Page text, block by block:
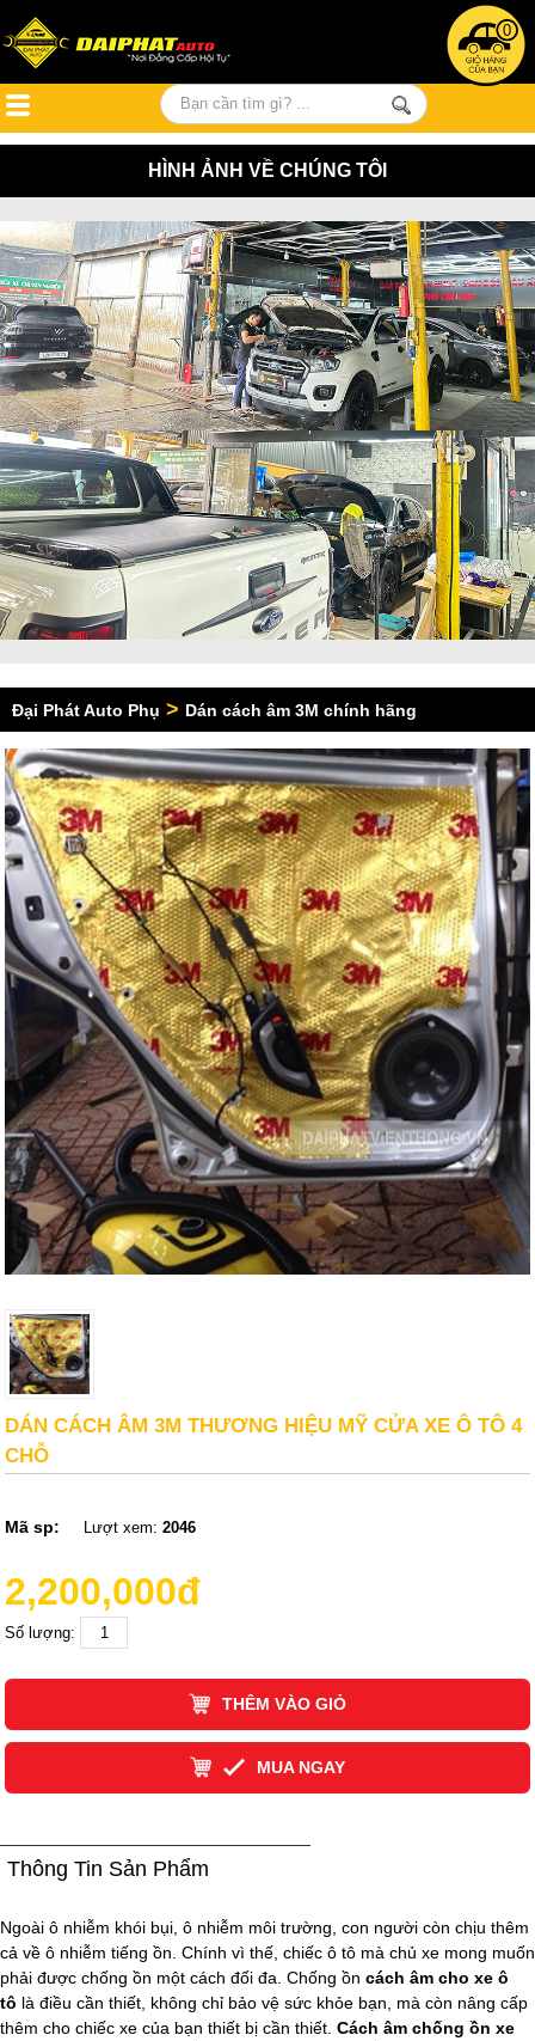
0
HÌNH ẢNH VỀ CHÚNG TÔI
Đại Phát Auto Phụ > Dán cách âm 3M chính hãng
DÁN CÁCH ÂM 3M THƯƠNG HIỆU MỸ CỬA XE Ô TÔ 4
CHỖ
Mã sp: Lượt xem:2046
2,200,000đ
Số lượng:
THÊM VÀO GIỎ
MUA NGAY
Thông Tin Sản Phẩm
Ngoài ô nhiễm khói bụi, ô nhiễm môi trường, con người còn chịu thêm
cả về ô nhiễm tiếng ồn. Chính vì thế, chiếc ô tô mà chủ xe mong muốn
phải được chống ồn một cách đối đa. Chống ồn cách âm cho xe ô
tô là điều cần thiết, không chỉ bảo vệ sức khỏe bạn, mà còn nâng cấp
thêm cho chiếc xe của bạn thiết bị cần thiết. Cách âm chống ồn xe